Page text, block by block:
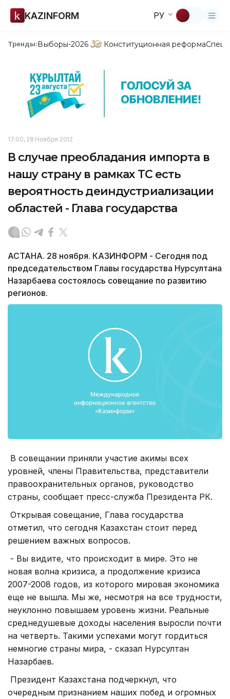
KAZINFORM РУ
Тренды:Выборы-2026 Конституционная реформа
17:00, 28 Ноября 2012
В случае преобладания импорта в
нашу страну в рамках ТС есть
вероятность деиндустриализации
областей - Глава государства
АСТАНА. 28 ноября. КАЗИНФОРМ - Сегодня под
председательством Главы государства Нурсултана
Назарбаева состоялось совещание по развитию
регионов.
В совещании приняли участие акимы всех
уровней, члены Правительства, представители
правоохранительных органов, руководство
страны, сообщает пресс-служба Президента РК.
Открывая совещание, Глава государства
отметил, что сегодня Казахстан стоит перед
решением важных вопросов.
- Вы видите, что происходит в мире. Это не
новая волна кризиса, а продолжение кризиса
2007-2008 годов, из которого мировая экономика
еще не вышла. Мы же, несмотря на все трудности,
неуклонно повышаем уровень жизни. Реальные
среднедушевые доходы населения выросли почти
на четверть. Такими успехами могут гордиться
немногие страны мира, - сказал Нурсултан
Назарбаев.
Президент Казахстана подчеркнул, что
очередным признанием наших побед и огромных